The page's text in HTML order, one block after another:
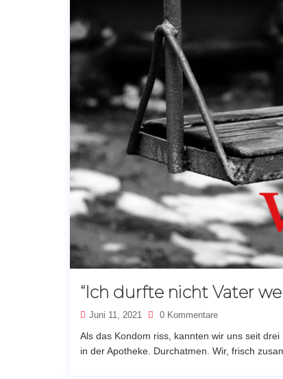
“Ich durfte nicht Vater
Juni 11, 2021 0 Kommentare
Als das Kondom riss, kannten wir uns seit
in der Apotheke. Durchatmen. Wir, frisch